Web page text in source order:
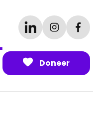
Doneer